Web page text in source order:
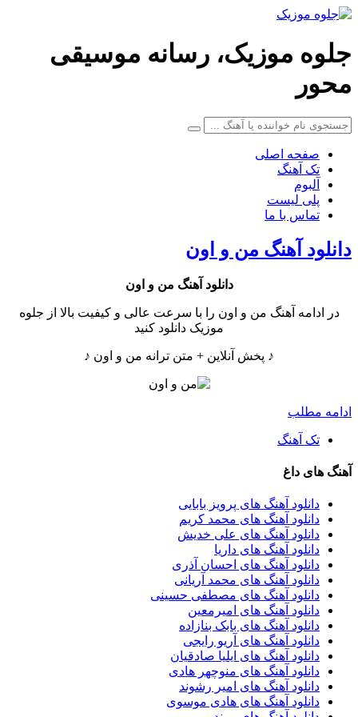
جلوه موزیک، رسانه موسیقی
محور
صفحه اصلی
تک آهنگ
آلبوم
پلی لیست
تماس با ما
دانلود آهنگ من و اون
دانلود آهنگ من و اون
در ادامه آهنگ من و اون را با سرعت عالی و کیفیت بالا از جلوه
موزیک دانلود کنید
♪ پخش آنلاین + متن ترانه من و اون ♪
ادامه مطلب
تک آهنگ
آهنگ های داغ
دانلود آهنگ های پرویز بابایی
دانلود آهنگ های محمد کریم
دانلود آهنگ های علی خدیش
دانلود آهنگ های داریا
دانلود آهنگ های احسان آذری
دانلود آهنگ های محمد آریانی
دانلود آهنگ های مصطفی حسینی
دانلود آهنگ های امیرمعین
دانلود آهنگ های بابک بنازاده
دانلود آهنگ های آریو رایجی
دانلود آهنگ های ایلیا صادقیان
دانلود آهنگ های منوچهر هادی
دانلود آهنگ های امیر رشوند
دانلود آهنگ های هادی موسوی